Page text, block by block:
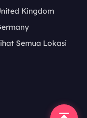
Kingdom
Semua Lokasi